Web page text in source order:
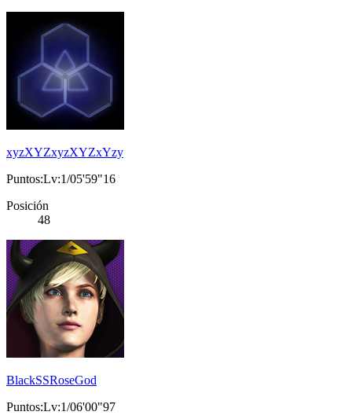
xyzXYZxyzXYZxYzy
Puntos:Lv:1/05'59"16
Posición
48
BlackSSRoseGod
Puntos:Lv:1/06'00"97